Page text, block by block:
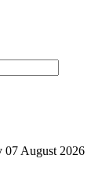
07 August 2026